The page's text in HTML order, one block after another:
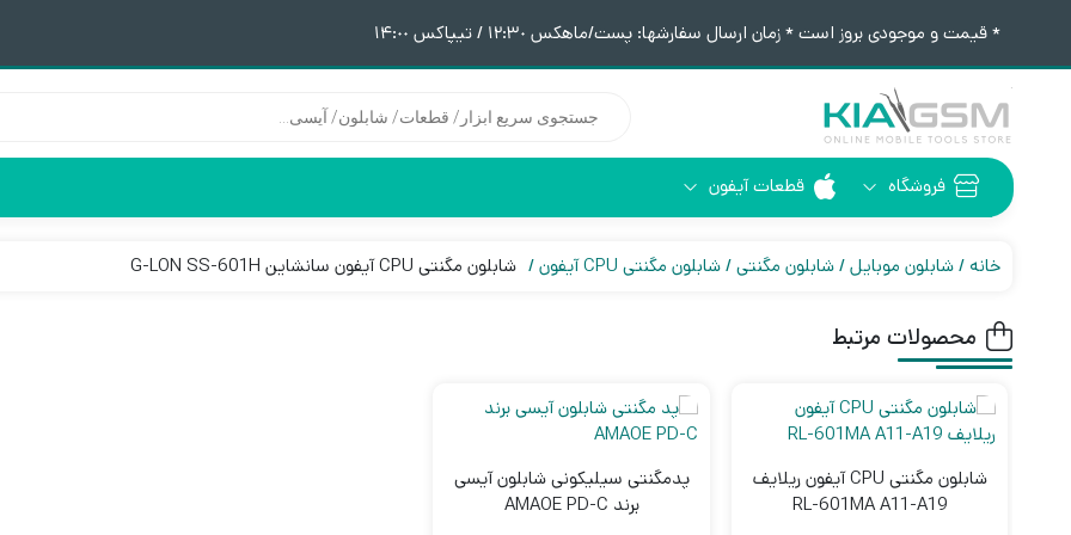
* قیمت و موجودی بروز است * زمان ارسال سفارشها: پست/ماهکس ١٢:٣٠ / تیپاکس ١۴:٠٠
محصولات
فروشگاه
ابزار لحیم کاری هیتر | هویه پری هیتر
قطعات آیفون
آیفون 6 قطعات آیفون 6 قطعات آیفون 6Plus خانه شابلون موبایل شابلون مگنتی شابلون مگنتی CPU آیفون شابلون مگنتی CPU آیفون سانشاین G-LON SS-601H
محصولات مرتبط
شابلون مگنتی CPU آیفون ریلایف
RL-601MA A11-A19
پدمگنتی سیلیکونی شابلون آیسی
برند AMAOE PD-C